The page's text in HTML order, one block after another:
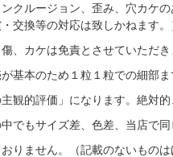
クルージョン、歪み、穴カケ
交換等の対応は致しかねます。
、カケは免責とさせていただき
基本のため１粒１粒での細部ま
観的評価」になります。絶対
でもサイズ差、色差、当店で
りません。（記載のないもの